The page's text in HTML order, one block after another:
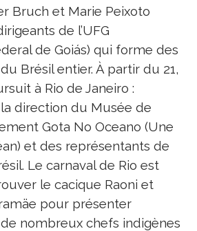
Bruch et Marie Peixoto
de l’UFG
de Goiás) qui forme des
Brésil entier. À partir du 21,
à Rio de Janeiro :
direction du Musée de
Gota No Oceano (Une
et des représentants de
Le carnaval de Rio est
le cacique Raoni et
pour présenter
de nombreux chefs indigènes